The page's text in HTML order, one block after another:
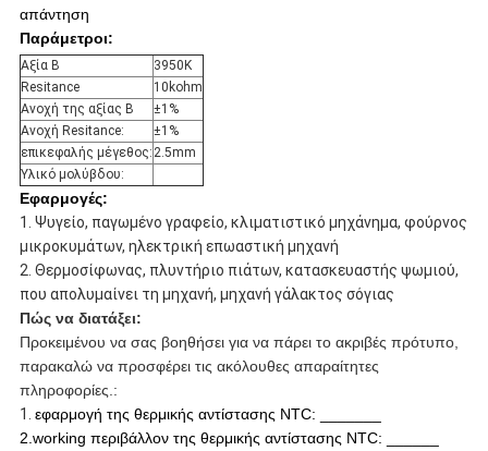
απάντηση
Παράμετροι:
Αξία Β
3950K
Resitance
10kohm
Ανοχή της αξίας Β
±1%
Ανοχή Resitance:
±1%
επικεφαλής μέγεθος: 2.5mm
Υλικό μολύβδου:
Εφαρμογές:
1. Ψυγείο, παγωμένο γραφείο, κλιματιστικό μηχάνημα, φούρνος
μικροκυμάτων, ηλεκτρική επωαστική μηχανή
2. Θερμοσίφωνας, πλυντήριο πιάτων, κατασκευαστής ψωμιού,
που απολυμαίνει τη μηχανή, μηχανή γάλακτος σόγιας
Πώς να διατάξει:
Προκειμένου να σας βοηθήσει για να πάρει το ακριβές πρότυπο,
παρακαλώ να προσφέρει τις ακόλουθες απαραίτητες
πληροφορίες.:
1. εφαρμογή της θερμικής αντίστασης NTC: _______
2.working περιβάλλον της θερμικής αντίστασης NTC: ______